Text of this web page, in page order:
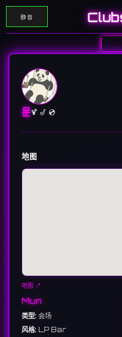
静音
문🍹 🎷 💿
地图
地图 ↗
Mun
类型: 会场
风格: LP Bar